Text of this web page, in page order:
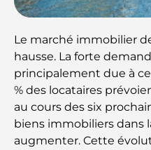
Le marché immobilier
hausse. La forte
principalement due à
% des locataires
au cours des six
biens immobiliers dans
augmenter. Cette